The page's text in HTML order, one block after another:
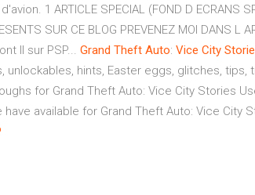
1 ARTICLE SPECIAL (FOND D ECRANS
SUR CE BLOG PREVENEZ MOI DANS L
II sur PSP... Grand Theft Auto: Vice City
hints, Easter eggs, glitches, tips,
for Grand Theft Auto: Vice City Stories
available for Grand Theft Auto: Vice City